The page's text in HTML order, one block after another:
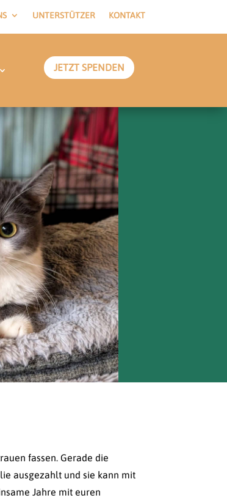
UNTERSTÜTZER KONTAKT
JETZT SPENDEN
fassen. Gerade die
ausgezahlt und sie kann mit
Jahre mit euren